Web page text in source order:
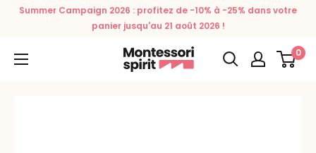
PasserSummer Campaign 2026 : profitez de -10% à -25% dans votre
panier jusqu'au 21 août 2026 !
Montessori
Spirit
0